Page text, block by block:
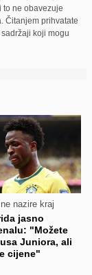
ne obavezuje
Čitanjem prihvatate
koji mogu
nazire kraj
jasno
"Možete
Juniora, ali
cijene"